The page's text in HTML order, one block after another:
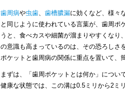
歯周病や虫歯、 歯槽膿漏に効くなど、様々
と同じように使われている言葉が、歯周ポ
うと、食べカスや細菌が溜まりやすくな
の意識も高まっているのは、その恐ろしさ
ポケットと歯周病の関係に重点を置いて、
まずは、「歯周ポケットとは何か」につい
健康な状態では、この溝は0.5ミリから2ミ